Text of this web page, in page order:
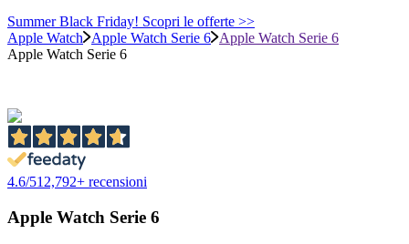
Summer Black Friday! Scopri le offerte >>
Apple Watch
Apple Watch Serie 6 Apple Watch Serie 6
Apple Watch Serie 6
4.6/512,792+ recensioni
Apple Watch Serie 6